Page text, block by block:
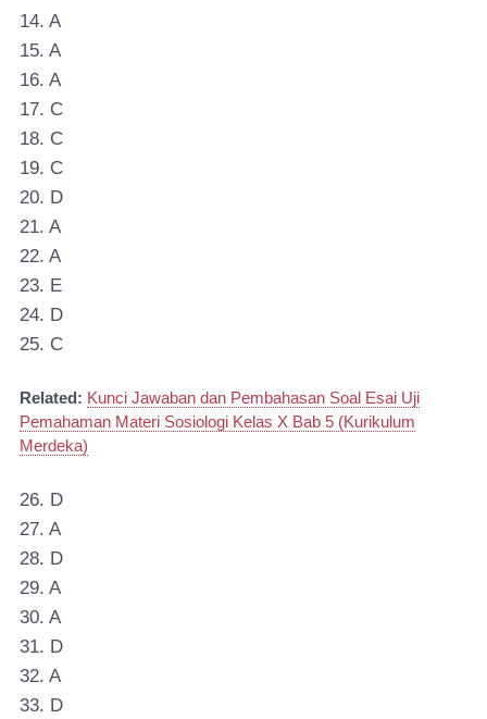
14. A
15. A
16. A
17. C
18. C
19. C
20. D
21. A
22. A
23. E
24. D
25. C
Related: Kunci Jawaban dan Pembahasan Soal Esai Uji
Pemahaman Materi Sosiologi Kelas X Bab 5 (Kurikulum
Merdeka)
26. D
27. A
28. D
29. A
30. A
31. D
32. A
33. D